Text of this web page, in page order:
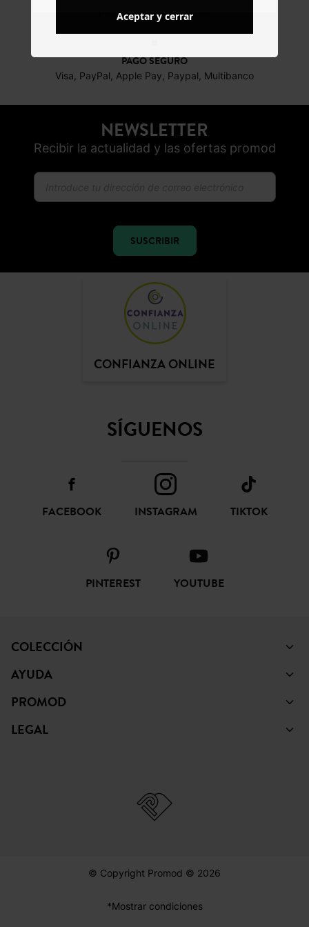
posibles durante 30 días
PAGO SEGURO
Visa, PayPal, Apple Pay, Paypal, Multibanco
NEWSLETTER
Recibir la actualidad y las ofertas promod
SUSCRIBIR
CONFIANZA ONLINE
SÍGUENOS
FACEBOOK INSTAGRAM TIKTOK
PINTEREST YOUTUBE
COLECCIÓN
AYUDA
PROMOD
LEGAL
© Copyright Promod © 2026
*Mostrar condiciones
Aceptar y cerrar